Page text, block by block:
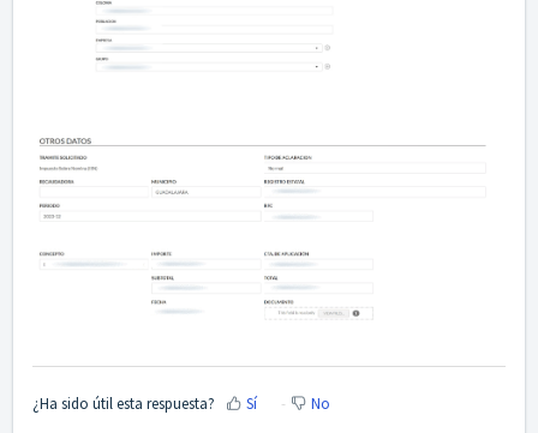
¿Ha sido útil esta respuesta? Sí No